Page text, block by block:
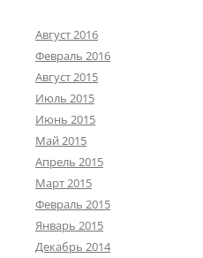
Август 2016
Февраль 2016
Август 2015
Июль 2015
Июнь 2015
Май 2015
Апрель 2015
Март 2015
Февраль 2015
Январь 2015
Декабрь 2014